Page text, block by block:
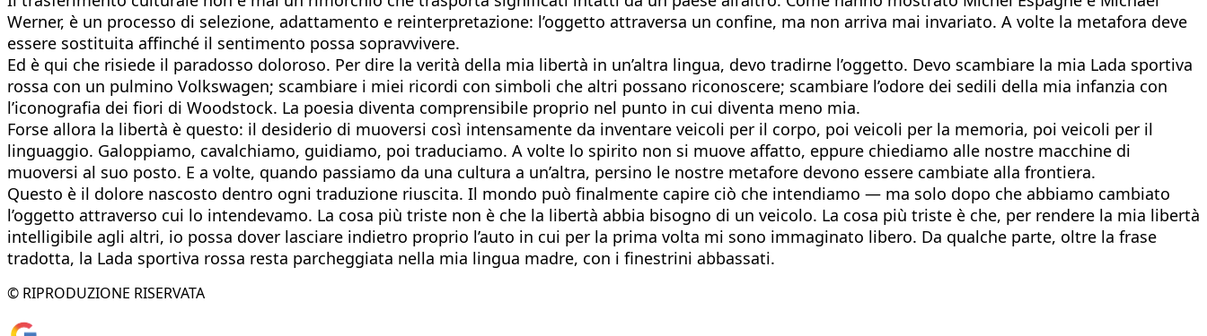
Werner, è un processo di selezione, adattamento e reinterpretazione: l’oggetto attraversa un confine, ma non arriva mai invariato. A volte la metafora deve
essere sostituita affinché il sentimento possa sopravvivere.
Ed è qui che risiede il paradosso doloroso. Per dire la verità della mia libertà in un’altra lingua, devo tradirne l’oggetto. Devo scambiare la mia Lada sportiva
rossa con un pulmino Volkswagen; scambiare i miei ricordi con simboli che altri possano riconoscere; scambiare l’odore dei sedili della mia infanzia con
l’iconografia dei fiori di Woodstock. La poesia diventa comprensibile proprio nel punto in cui diventa meno mia.
Forse allora la libertà è questo: il desiderio di muoversi così intensamente da inventare veicoli per il corpo, poi veicoli per la memoria, poi veicoli per il
linguaggio. Galoppiamo, cavalchiamo, guidiamo, poi traduciamo. A volte lo spirito non si muove affatto, eppure chiediamo alle nostre macchine di
muoversi al suo posto. E a volte, quando passiamo da una cultura a un’altra, persino le nostre metafore devono essere cambiate alla frontiera.
Questo è il dolore nascosto dentro ogni traduzione riuscita. Il mondo può finalmente capire ciò che intendiamo — ma solo dopo che abbiamo cambiato
l’oggetto attraverso cui lo intendevamo. La cosa più triste non è che la libertà abbia bisogno di un veicolo. La cosa più triste è che, per rendere la mia libertà
intelligibile agli altri, io possa dover lasciare indietro proprio l’auto in cui per la prima volta mi sono immaginato libero. Da qualche parte, oltre la frase
tradotta, la Lada sportiva rossa resta parcheggiata nella mia lingua madre, con i finestrini abbassati.
© RIPRODUZIONE RISERVATA